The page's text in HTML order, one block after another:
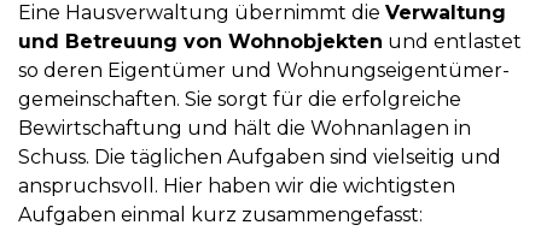
Eine Hausverwaltung übernimmt die Verwaltung
und Betreuung von Wohnobjekten und entlastet
so deren Eigentümer und Wohnungseigentümer­
gemeinschaften. Sie sorgt für die erfolgreiche
Bewirtschaftung und hält die Wohnanlagen in
Schuss. Die täglichen Aufgaben sind vielseitig und
anspruchsvoll. Hier haben wir die wichtigsten
Aufgaben einmal kurz zusammengefasst: